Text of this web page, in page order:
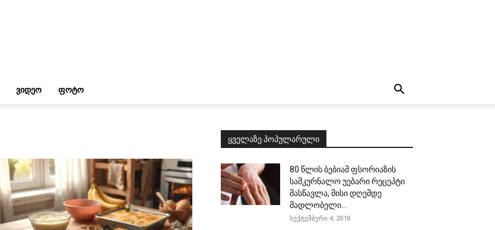
ᲕᲘᲓᲔᲝ ᲤᲝᲢᲝ
ყველაზე პოპულარული
80 წლის ბებიამ ფსორიაზის
სამკურნალო უებარი რეცეპტი
მასწავლა, მისი დღემდე
მადლობელი...
სექტემბერი 4, 2018